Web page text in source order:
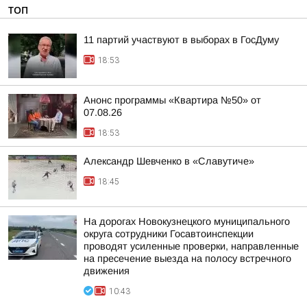
ТОП
11 партий участвуют в выборах в ГосДуму
18:53
Анонс программы «Квартира №50» от
07.08.26
18:53
Александр Шевченко в «Славутиче»
18:45
На дорогах Новокузнецкого муниципального
округа сотрудники Госавтоинспекции
проводят усиленные проверки, направленные
на пресечение выезда на полосу встречного
движения
10:43